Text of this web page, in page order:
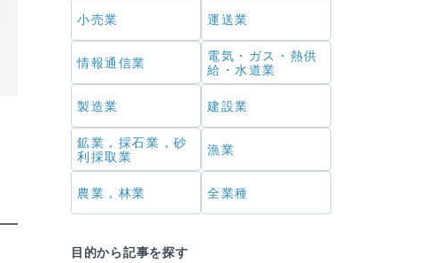
小売業 運送業
情報通信業
電気・ガス・熱供
給・水道業
製造業 建設業
鉱業，採石業，砂
利採取業
漁業
農業，林業 全業種
目的から記事を探す